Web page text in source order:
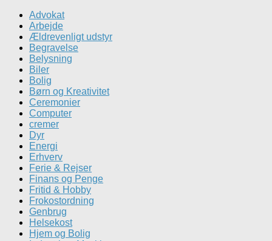
Advokat
Arbejde
Ældrevenligt udstyr
Begravelse
Belysning
Biler
Bolig
Børn og Kreativitet
Ceremonier
Computer
cremer
Dyr
Energi
Erhverv
Ferie & Rejser
Finans og Penge
Fritid & Hobby
Frokostordning
Genbrug
Helsekost
Hjem og Bolig